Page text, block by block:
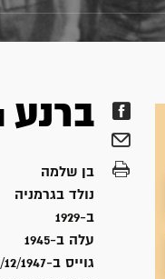
ברנע
בן שלמה
נולד בגרמניה
ב-1929
עלה ב-1945
גוייס ב-12/1947